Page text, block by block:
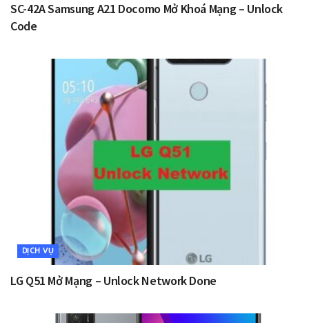
SC-42A Samsung A21 Docomo Mở Khoá Mạng – Unlock
Code
DỊCH VỤ
LG Q51 Mở Mạng – Unlock Network Done